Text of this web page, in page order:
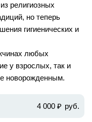
религиозных
но теперь
гигиенических и
любых
у взрослых, так и
новорожденным.
4 000 ₽